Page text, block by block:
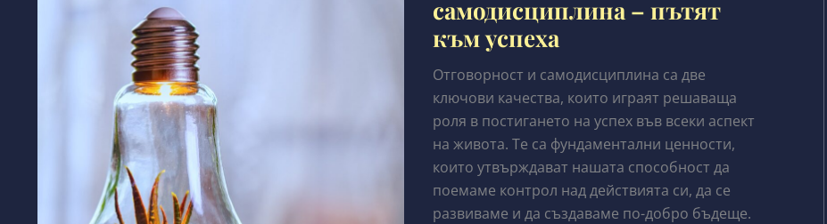
самодисциплина – пътят
към успеха
Отговорност и самодисциплина са две
ключови качества, които играят решаваща
роля в постигането на успех във всеки аспект
на живота. Те са фундаментални ценности,
които утвърждават нашата способност да
поемаме контрол над действията си, да се
развиваме и да създаваме по-добро бъдеще.